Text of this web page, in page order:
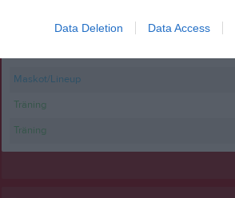
Data Deletion Data Access
Hovet Cup
Maskot/Lineup
Träning
Träning